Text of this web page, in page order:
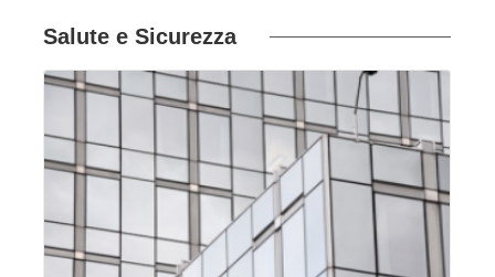
Salute e Sicurezza
VAI ALLA SCHEDA